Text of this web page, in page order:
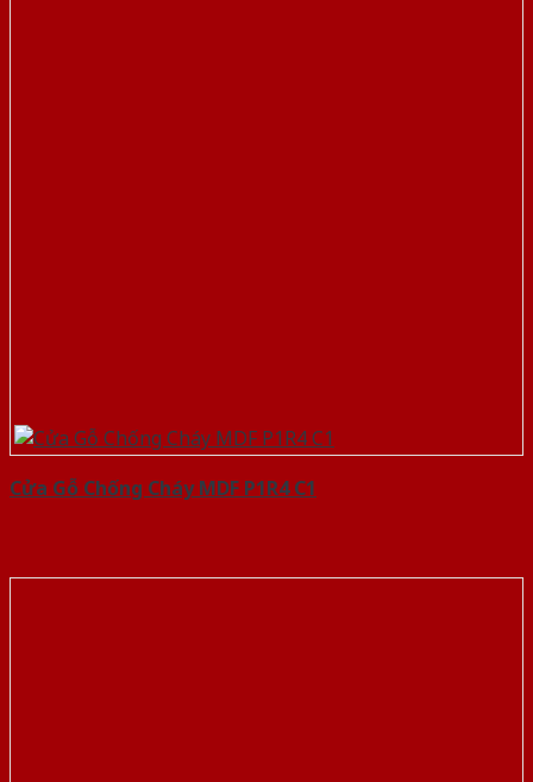
Cửa Gỗ Chống Cháy MDF P1R4 C1